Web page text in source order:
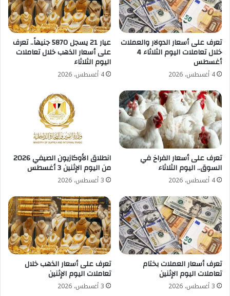
تعرف على أسعار الدولار والعملات
خلال تعاملات اليوم الثلاثاء 4
أغسطس
4 أغسطس، 2026
عيار 21 يسجل 5870 جنيهاً.. تعرف
على أسعار الذهب خلال تعاملات
اليوم الثلاثاء
4 أغسطس، 2026
تعرف على أسعار الفراخ في
السوق.. اليوم الثلاثاء
4 أغسطس، 2026
انطلاق الأوكازيون الصيفي 2026
من اليوم الإثنين 3 أغسطس
3 أغسطس، 2026
تعرف أسعار العملات بختام
تعاملات اليوم الإثنين
3 أغسطس، 2026
تعرف على أسعار الذهب خلال
تعاملات اليوم الإثنين
3 أغسطس، 2026